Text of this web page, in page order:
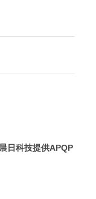
日科技提供APQP